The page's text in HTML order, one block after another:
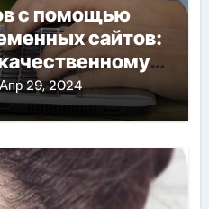
с помощью
сайтов:
29, 2024